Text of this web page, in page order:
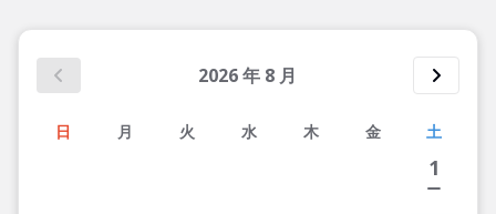
2026年 8 月
日 月 火 水 木 金 土
1